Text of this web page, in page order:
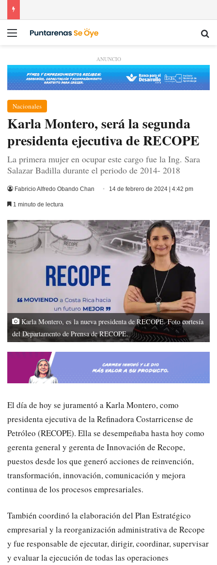
Menú
ANUNCIO
Nacionales
Karla Montero, será la segunda
presidenta ejecutiva de RECOPE
La primera mujer en ocupar este cargo fue la Ing. Sara
Salazar Badilla durante el periodo de 2014- 2018
Fabricio Alfredo Obando Chan 14 de febrero de 2024 | 4:42 pm
1 minuto de lectura
Karla Montero, es la nueva presidenta de RECOPE. Foto cortesía
del Departamento de Prensa de RECOPE.
El día de hoy se juramentó a Karla Montero, como
presidenta ejecutiva de la Refinadora Costarricense de
Petróleo (RECOPE). Ella se desempeñaba hasta hoy como
gerenta general y gerenta de Innovación de Recope,
puestos desde los que generó acciones de reinvención,
transformación, innovación, comunicación y mejora
continua de los procesos empresariales.
También coordinó la elaboración del Plan Estratégico
empresarial y la reorganización administrativa de Recope
y fue responsable de ejecutar, dirigir, coordinar, supervisar
y evaluar la ejecución de todas las operaciones